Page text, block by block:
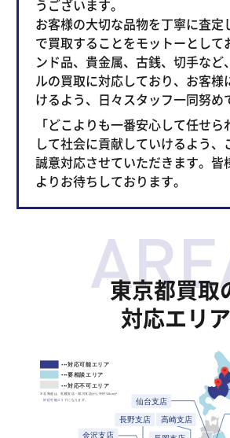
うございます。
お客様の大切な品物を丁寧に査定
で買取することをモットーとして
ンド品、貴金属、古銭、切手など
ルの買取に対応しており、お客様
けるよう、日々スタッフ一同努め
「どこよりも一番安心して任せ
して社会に貢献していけるよう、
誠意対応させていただきます。皆
よりお待ちしております。
東京都買取
対応エリア